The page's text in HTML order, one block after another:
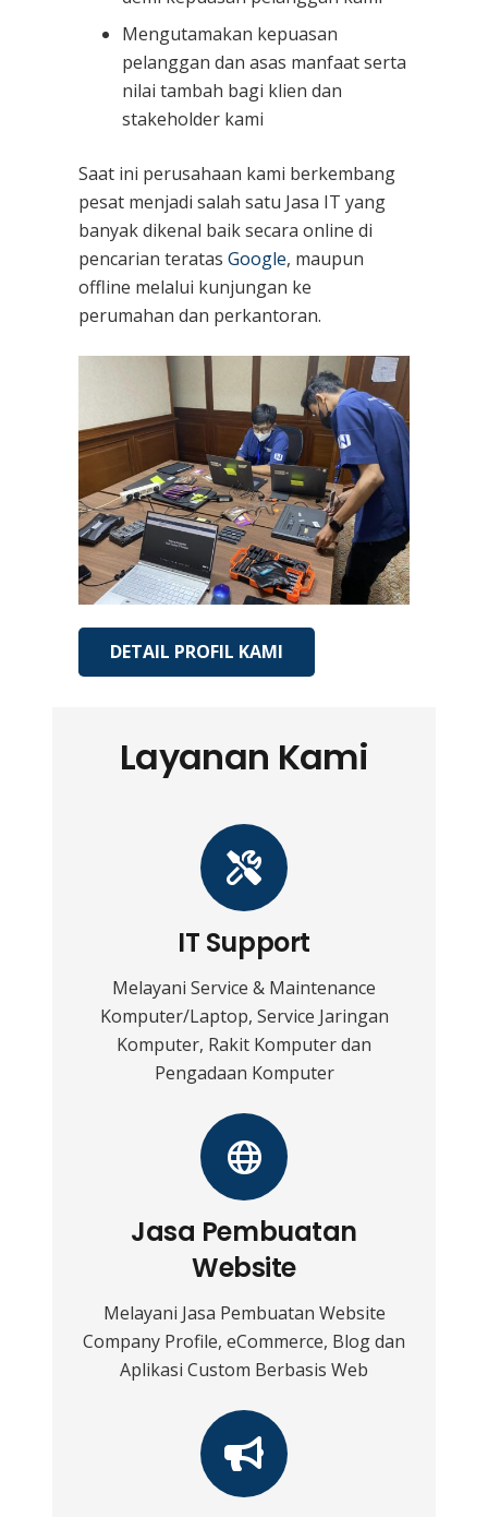
Mengutamakan kepuasan
pelanggan dan asas manfaat serta
nilai tambah bagi klien dan
stakeholder kami
Saat ini perusahaan kami berkembang
pesat menjadi salah satu Jasa IT yang
banyak dikenal baik secara online di
pencarian teratas Google, maupun
offline melalui kunjungan ke
perumahan dan perkantoran.
DETAIL PROFIL KAMI
Layanan Kami
IT Support
Melayani Service & Maintenance
Komputer/Laptop, Service Jaringan
Komputer, Rakit Komputer dan
Pengadaan Komputer
Jasa Pembuatan
Website
Melayani Jasa Pembuatan Website
Company Profile, eCommerce, Blog dan
Aplikasi Custom Berbasis Web